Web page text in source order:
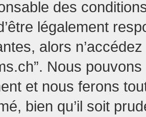
des
légalement
alors
Nous
et nous ferons
bien qu’il soit